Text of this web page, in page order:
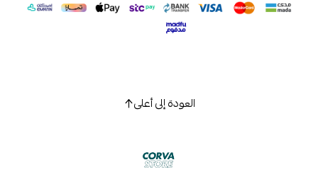
العودة إلى أعلى